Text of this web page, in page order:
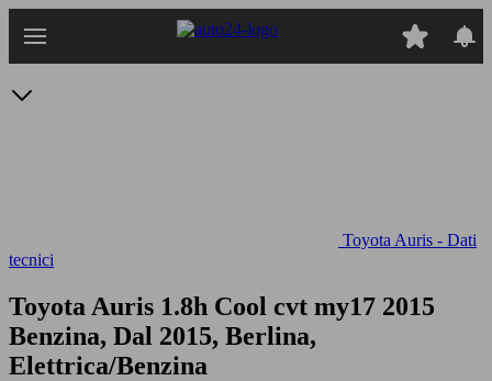
Toyota Auris - Dati
tecnici
Toyota Auris 1.8h Cool cvt my17 2015
Benzina, Dal 2015, Berlina,
Elettrica/Benzina